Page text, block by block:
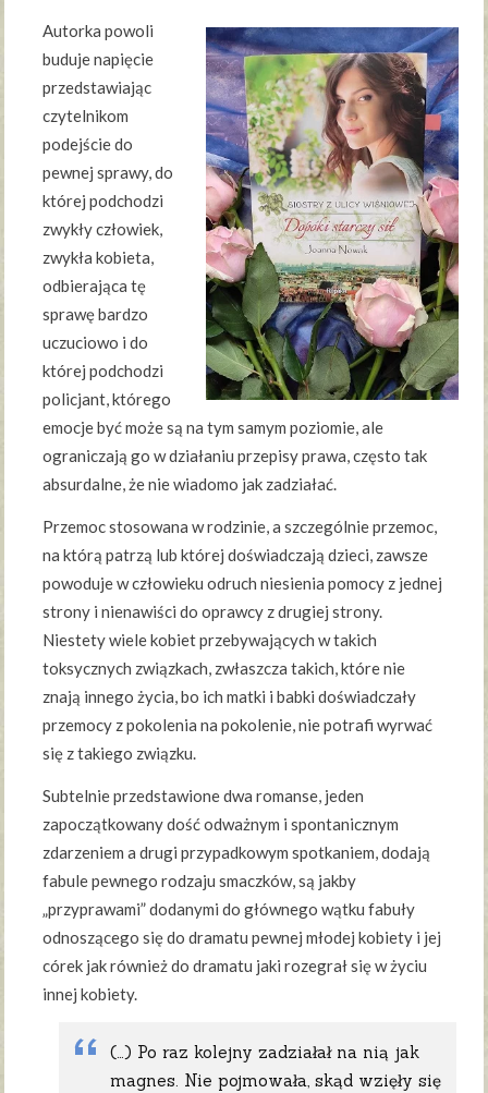
Autorka powoli
buduje napięcie
przedstawiając
czytelnikom
podejście do
pewnej sprawy, do
której podchodzi
zwykły człowiek,
zwykła kobieta,
odbierająca tę
sprawę bardzo
uczuciowo i do
której podchodzi
policjant, którego
emocje być może są na tym samym poziomie, ale
ograniczają go w działaniu przepisy prawa, często tak
absurdalne, że nie wiadomo jak zadziałać.
Przemoc stosowana w rodzinie, a szczególnie przemoc,
na którą patrzą lub której doświadczają dzieci, zawsze
powoduje w człowieku odruch niesienia pomocy z jednej
strony i nienawiści do oprawcy z drugiej strony.
Niestety wiele kobiet przebywających w takich
toksycznych związkach, zwłaszcza takich, które nie
znają innego życia, bo ich matki i babki doświadczały
przemocy z pokolenia na pokolenie, nie potrafi wyrwać
się z takiego związku.
Subtelnie przedstawione dwa romanse, jeden
zapoczątkowany dość odważnym i spontanicznym
zdarzeniem a drugi przypadkowym spotkaniem, dodają
fabule pewnego rodzaju smaczków, są jakby
„przyprawami” dodanymi do głównego wątku fabuły
odnoszącego się do dramatu pewnej młodej kobiety i jej
córek jak również do dramatu jaki rozegrał się w życiu
innej kobiety.
(…) Po raz kolejny zadziałał na nią jak
magnes. Nie pojmowała, skąd wzięły się